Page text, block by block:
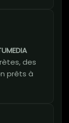
des
prêts à